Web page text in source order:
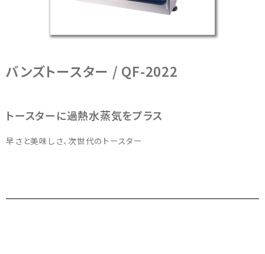
ー
カ
バンズトースター / QF-2022
トースターに過熱水蒸気をプラス
早さと美味しさ、次世代のトースター